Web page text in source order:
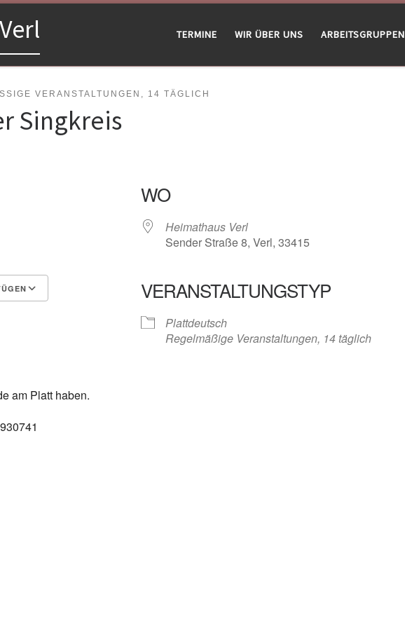
TERMINE WIR ÜBER UNS ARBEITSGRUPPEN
VERANSTALTUNGEN, 14 TÄGLICH
Singkreis
Google Kalender
WO
Heimathaus Verl
Sender Straße 8, Verl, 33415
VERANSTALTUNGSTYP
Plattdeutsch
Regelmäßige Veranstaltungen, 14 täglich
am Platt haben.